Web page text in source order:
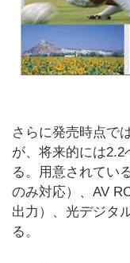
さらに発売時点で
が、将来的には
る。用意されてい
のみ対応）、AV
出力）、光デジタ
る。